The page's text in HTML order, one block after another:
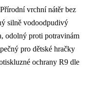
Přírodní vrchní nátěr bez
silně vodoodpudivý
odolný proti potravinám
pro dětské hračky
ochrany R9 dle